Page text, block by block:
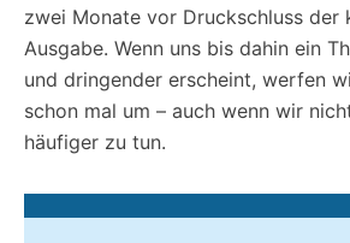
zwei Monate vor Druckschluss der
Ausgabe. Wenn uns bis dahin ein
und dringender erscheint, werfen
schon mal um – auch wenn wir
häufiger zu tun.